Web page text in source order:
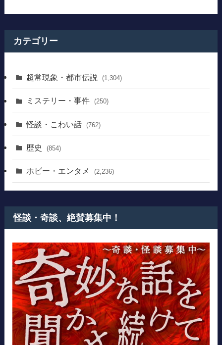
カテゴリー
超常現象・都市伝説 (1,304)
ミステリー・事件 (250)
怪談・こわい話 (762)
歴史 (854)
ホビー・エンタメ (2,236)
怪談・奇談、絶賛募集中！